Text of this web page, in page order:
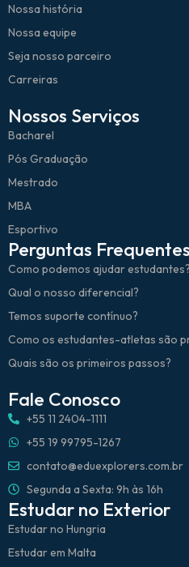
Nossa história
Nossa equipe
Seja nosso parceiro
Carreiras
Nossos Serviços
Bacharel
Pós Graduação
Mestrado
MBA
Esportivo
Perguntas
Como podemos ajudar estudantes?
Qual o nosso diferencial?
Temos suporte contínuo?
Como os estudantes-atletas são
Quais são os primeiros passos?
Fale Conosco
+55 11 2404-1111
+55 19 99795-1267
contato@eduexplorers.com.br
Segunda a Sexta: 9h às 16h
Estudar no Exterior
Estudar no Hungria
Estudar em Malta